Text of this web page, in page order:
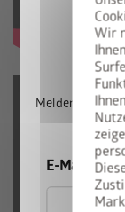
Wir
Melden Sie
E-Mail